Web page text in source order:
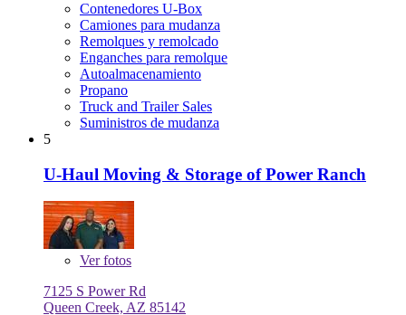
Contenedores U-Box
Camiones para mudanza
Remolques y remolcado
Enganches para remolque
Autoalmacenamiento
Propano
Truck and Trailer Sales
Suministros de mudanza
5
U-Haul Moving & Storage of Power Ranch
Verfotos
7125 S Power Rd
Queen Creek, AZ 85142